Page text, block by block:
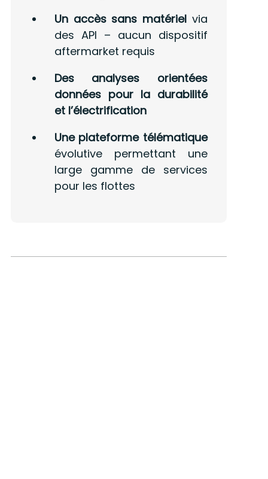
Un accès sans matériel via
des API – aucun dispositif
aftermarket requis
Des analyses orientées
données pour la durabilité
et l’électrification
Une plateforme télématique
évolutive permettant une
large gamme de services
pour les flottes